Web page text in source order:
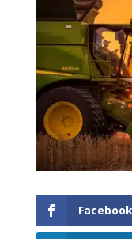
Facebook